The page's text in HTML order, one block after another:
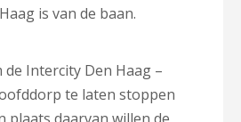
is van de baan.
Intercity Den Haag –
te laten stoppen